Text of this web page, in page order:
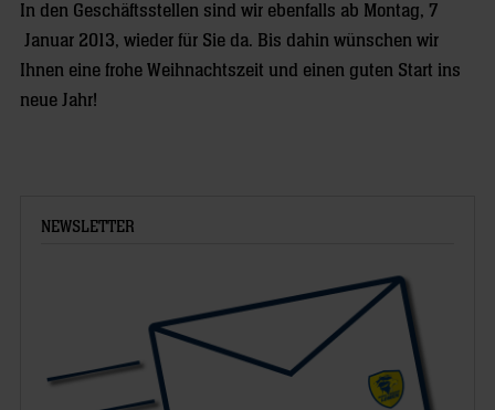
In den Geschäftsstellen sind wir ebenfalls ab Montag, 7
Januar 2013, wieder für Sie da. Bis dahin wünschen wir
Ihnen eine frohe Weihnachtszeit und einen guten Start ins
neue Jahr!
NEWSLETTER